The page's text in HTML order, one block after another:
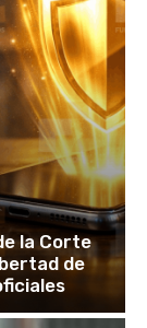
la Corte
de